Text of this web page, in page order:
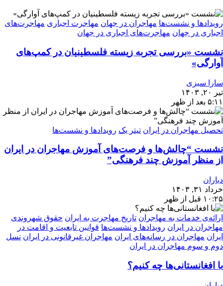
رویدادها و نشست‌ها مهاجران در جهان مهاجرت اجباری مهاجرت‌های
اجباری در جهان مهاجرت‌های اجباری در جهان
نشست «بررسی تجربه‌ زیسته فلسطینیان در کمپ‌های
آوارگی»
سارا سبزی
تیر ۲۰, ۱۴۰۳
۵:۱۱ بعد از ظهر
تحصیل مهاجران در ایران تیتر یک رویدادها و نشست‌ها
نشست “چالش‌ها و فرصت‌های آموزش مهاجران در ایران
از منظر آموزش چند فرهنگی”
دیاران
خرداد ۳۱, ۱۴۰۳
۱۰:۲۵ قبل از ظهر
ارائه‌ی خدمات به مهاجران تاریخ مهاجرت به ایران حقوق شهروندی
مهاجران در ایران رویدادها و نشست‌ها قوانین تابعیت و اقامت در
ایران مهاجران در رسانه‌های ایران مهاجران غیرقانونی در ایران نسل
دوم و سوم مهاجران در ایران
با افغانستانی‌ها چه کنیم؟